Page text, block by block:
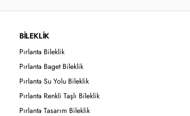
BİLEKLİK
Pırlanta Bileklik
Pırlanta Baget Bileklik
Pırlanta Su Yolu Bileklik
Pırlanta Renkli Taşlı Bileklik
Pırlanta Tasarım Bileklik